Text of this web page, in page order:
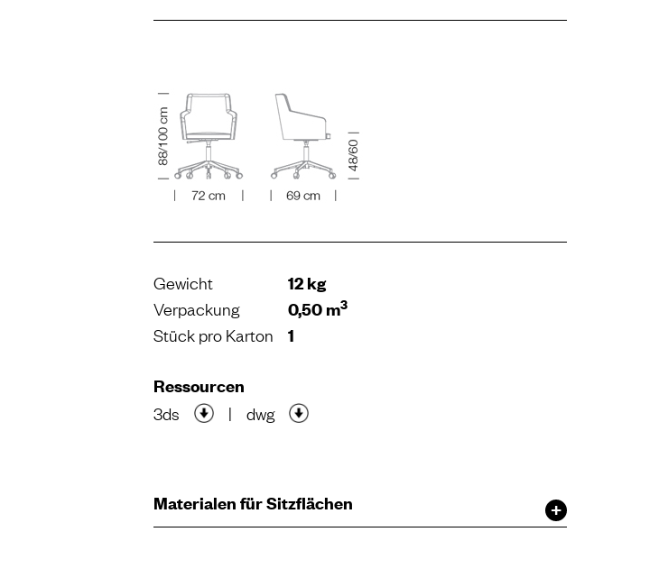
Gewicht 12 kg
Verpackung 0,50 m3
Stück pro Karton 1
Ressourcen
3ds | dwg
Materialen für Sitzflächen